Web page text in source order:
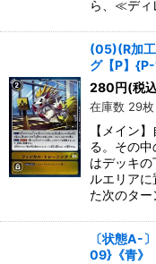
ら、≪デ
(05)(R加
グ【P】
280 円(税
在庫数 29枚
【メイン
る。その
はデッキ
ルエリア
た次のタ
〔状態A-
09}《青》